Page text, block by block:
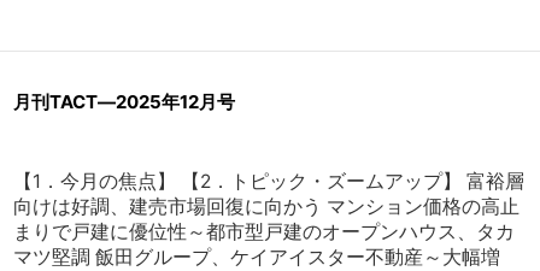
月刊TACT―2025年12月号
【1．今月の焦点】 【2．トピック・ズームアップ】 富裕層
向けは好調、建売市場回復に向かう マンション価格の高止
まりで戸建に優位性～都市型戸建のオープンハウス、タカ
マツ堅調 飯田グループ、ケイアイスター不動産～大幅増